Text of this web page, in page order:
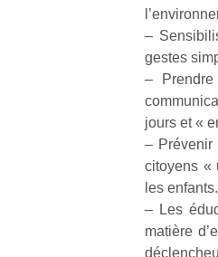
–
gestes
–
jours et «
– Prévenir
citoyens «
les enfants.
– Les
matière